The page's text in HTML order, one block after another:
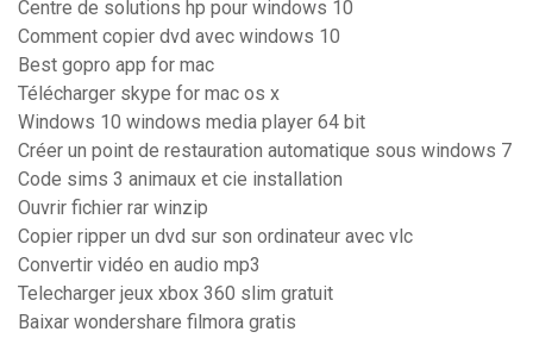
Centre de solutions hp pour windows 10
Comment copier dvd avec windows 10
Best gopro app for mac
Télécharger skype for mac os x
Windows 10 windows media player 64 bit
Créer un point de restauration automatique sous windows 7
Code sims 3 animaux et cie installation
Ouvrir fichier rar winzip
Copier ripper un dvd sur son ordinateur avec vlc
Convertir vidéo en audio mp3
Telecharger jeux xbox 360 slim gratuit
Baixar wondershare filmora gratis